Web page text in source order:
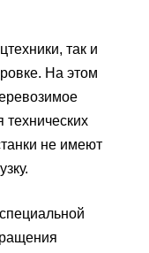
так и
На этом
не имеют